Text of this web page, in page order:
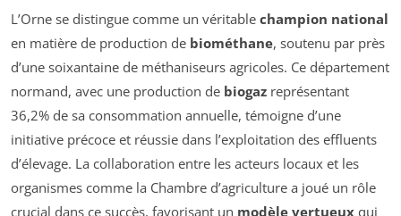
L’Orne se distingue comme un véritable champion national
en matière de production de biométhane, soutenu par près
d’une soixantaine de méthaniseurs agricoles. Ce département
normand, avec une production de biogaz représentant
36,2% de sa consommation annuelle, témoigne d’une
initiative précoce et réussie dans l’exploitation des effluents
d’élevage. La collaboration entre les acteurs locaux et les
organismes comme la Chambre d’agriculture a joué un rôle
crucial dans ce succès, favorisant un modèle vertueux qui